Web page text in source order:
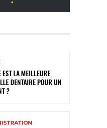
EST LA MEILLEURE
DENTAIRE POUR UN
?